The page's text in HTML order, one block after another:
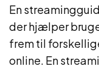
En
der hjælper
frem til
online. En